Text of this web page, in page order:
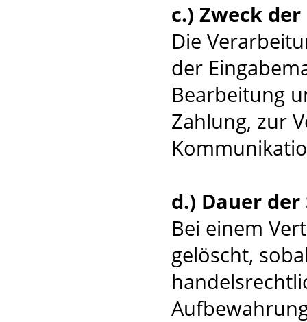
c.) Zweck
Die
der
Bearbeitung
Zahlung, zur
d.) Dauer
Bei einem
gelöscht,